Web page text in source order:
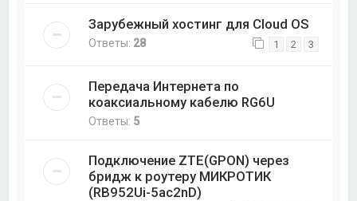
Зарубежный хостинг для Cloud OS
Ответы: 28 1 2 3
Передача Интернета по
коаксиальному кабелю RG6U
Ответы: 5
Подключение ZTE(GPON) через
бридж к роутеру МИКРОТИК
(RB952Ui-5ac2nD)